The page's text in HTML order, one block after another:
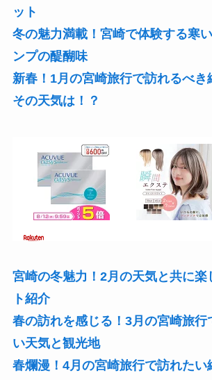
ット
冬の魅力満載！宮崎で体験する寒
ンプの醍醐味
新春！1月の宮崎旅行で訪れるべき
その天気は！？
宮崎の冬魅力！2月の天気と共に楽
ト紹介
春の訪れを感じる！3月の宮崎旅行
い天気と観光地
春爛漫！4月の宮崎旅行で訪れたい